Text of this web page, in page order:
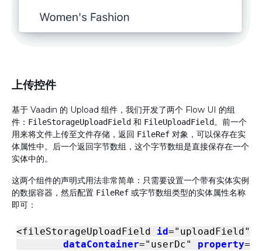
上传控件
基于 Vaadin 的 Upload 组件，我们开发了两个 Flow UI 的组
件： FileStorageUploadField 和 FileUploadField。前一个
用来将文件上传至文件存储，返回 FileRef 对象，可以保存在实
体属性中。后一个返回字节数组，这个字节数组是直接保存在一个
实体中的。
这两个组件的声明式用法非常简单：只需要设置一个带有实体实例
的数据容器，然后配置 FileRef 或字节数组类型的实体属性名称
即可：
<fileStorageUploadField id="uploadField"
dataContainer="userDc" property=